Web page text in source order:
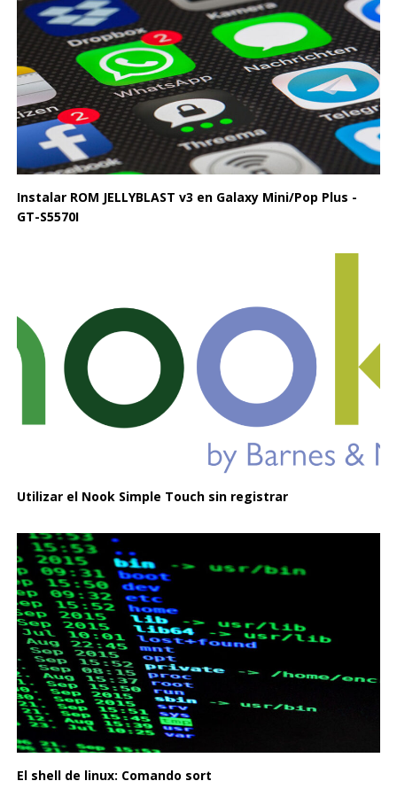
Instalar ROM JELLYBLAST v3 en Galaxy Mini/Pop Plus -
GT-S5570I
Utilizar el Nook Simple Touch sin registrar
El shell de linux: Comando sort